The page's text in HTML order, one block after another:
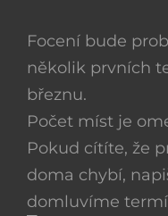
Focení bude
několik prvních
březnu.
Počet míst je
Pokud cítíte, že
doma chybí,
domluvíme